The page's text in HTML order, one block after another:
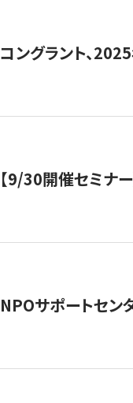
コングラント、
【9/30開催セミナ
NPOサポートセン